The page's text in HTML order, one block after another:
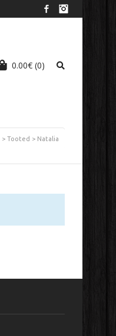
Facebook
0.00€ (0)
> Tooted > Natalia